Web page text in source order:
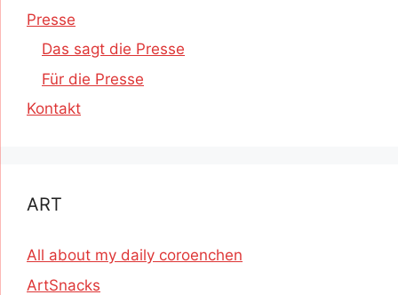
Presse
Das sagt die Presse
Für die Presse
Kontakt
ART
All about my daily coroenchen
ArtSnacks